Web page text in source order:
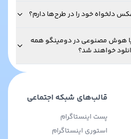
دلخواه خود را در طرح‌ها دارم؟
یا هوش مصنوعی در دومینگو همه
خواهند شد؟
قالب‌های شبکه اجتماعی
پست اینستاگرام
استوری اینستاگرام